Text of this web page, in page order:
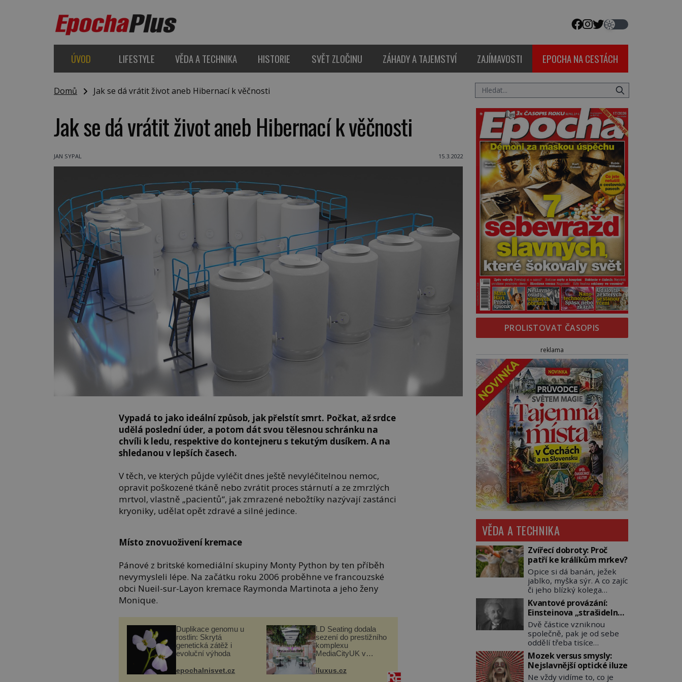
ÚVOD LIFESTYLE VĚDA A TECHNIKA HISTORIE SVĚT ZLOČINU ZÁHADY A TAJEMSTVÍ ZAJÍMAVOSTI EPOCHA NA CESTÁCH
Domů Jak se dá vrátit život aneb Hibernací k věčnosti
Jak se dá vrátit život aneb Hibernací k věčnosti
JAN SYPAL 15.3.2022
Vypadá to jako ideální způsob, jak přelstít smrt. Počkat, až srdce
udělá poslední úder, a potom dát svou tělesnou schránku na
chvíli k ledu, respektive do kontejneru s tekutým dusíkem. A na
shledanou v lepších časech.
V těch, ve kterých půjde vyléčit dnes ještě nevyléčitelnou nemoc,
opravit poškozené tkáně nebo zvrátit proces stárnutí a ze zmrzlých
mrtvol, vlastně „pacientů“, jak zmrazené nebožtíky nazývají zastánci
kryoniky, udělat opět zdravé a silné jedince.
Místo znovuoživení kremace
Pánové z britské komediální skupiny Monty Python by ten příběh
nevymysleli lépe. Na začátku roku 2006 proběhne ve francouzské
obci Nueil-sur-Layon kremace Raymonda Martinota a jeho ženy
Monique.
Duplikace genomu u
rostlin: Skrytá
genetická zátěž i
evoluční výhoda
epochalnisvet.cz
LD Seating dodala
sezení do prestižního
komplexu
MediaCityUK v
iluxus.cz
PROLISTOVAT ČASOPIS
reklama
VĚDA A TECHNIKA
Zvířecí dobroty: Proč
patří ke králíkům mrkev?
Opice si dá banán, ježek
jablko, myška sýr. A co zajíc
či jeho blízký kolega
králík? Ti si samozřejmě
pochutnají na mrkvi! Proč
jsou podobné představy o
potravě zvířat často spíš
mýty? Pokud máte doma
králíka, mrkev mu dát
můžete. A nejspíš mu i
bude chutnat, ovšem měl
by ji mít jen jako občasný
Kvantové provázání:
Einsteinova „strašidelná
akce na dálku“ dál mate i
fascinuje vědce
Dvě částice vzniknou
společně, pak je od sebe
oddělí třeba tisíce
kilometrů. Přesto se při
měření chovají, jako by
mezi nimi existovalo
neviditelné pouto. Albert
Mozek versus smysly:
Nejslavnější optické iluze
Ne vždy vidíme to, co je